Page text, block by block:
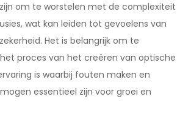
om te worstelen met de complexiteit
wat kan leiden tot gevoelens van
Het is belangrijk om te
proces van het creëren van optische
is waarbij fouten maken en
essentieel zijn voor groei en